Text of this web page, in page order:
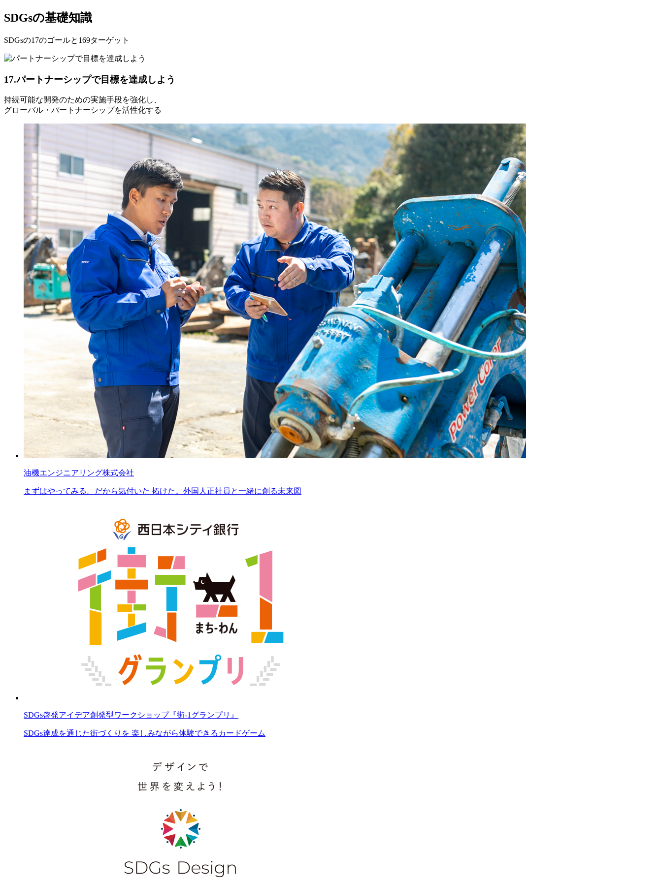
SDGsの基礎知識
SDGsの17のゴールと169ターゲット
17.パートナーシップで目標を達成しよう
持続可能な開発のための実施手段を強化し、
グローバル・パートナーシップを活性化する
油機エンジニアリング株式会社
まずはやってみる。だから気付いた 拓けた。外国人正社員と一緒に創る未来図
SDGs啓発アイデア創発型ワークショップ『街-1グランプリ』
SDGs達成を通じた街づくりを 楽しみながら体験できるカードゲーム